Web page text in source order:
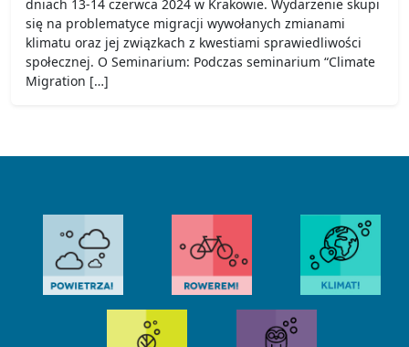
dniach 13-14 czerwca 2024 w Krakowie. Wydarzenie skupi
się na problematyce migracji wywołanych zmianami
klimatu oraz jej związkach z kwestiami sprawiedliwości
społecznej. O Seminarium: Podczas seminarium “Climate
Migration […]